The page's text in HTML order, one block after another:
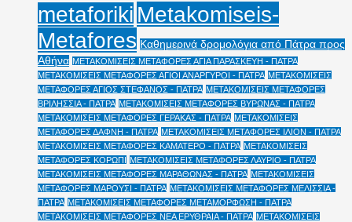
metaforiki Metakomiseis-
Metafores Καθημερινά δρομολόγια από Πάτρα προς
Αθήνα ΜΕΤΑΚΟΜΙΣΕΙΣ ΜΕΤΑΦΟΡΕΣ ΑΓΙΑ ΠΑΡΑΣΚΕΥΗ - ΠΑΤΡΑ
ΜΕΤΑΚΟΜΙΣΕΙΣ ΜΕΤΑΦΟΡΕΣ ΑΓΙΟΙ ΑΝΑΡΓΥΡΟΙ - ΠΑΤΡΑ ΜΕΤΑΚΟΜΙΣΕΙΣ
ΜΕΤΑΦΟΡΕΣ ΑΓΙΟΣ ΣΤΕΦΑΝΟΣ - ΠΑΤΡΑ ΜΕΤΑΚΟΜΙΣΕΙΣ ΜΕΤΑΦΟΡΕΣ
ΒΡΙΛΗΣΣΙΑ - ΠΑΤΡΑ ΜΕΤΑΚΟΜΙΣΕΙΣ ΜΕΤΑΦΟΡΕΣ ΒΥΡΩΝΑΣ - ΠΑΤΡΑ
ΜΕΤΑΚΟΜΙΣΕΙΣ ΜΕΤΑΦΟΡΕΣ ΓΕΡΑΚΑΣ - ΠΑΤΡΑ ΜΕΤΑΚΟΜΙΣΕΙΣ
ΜΕΤΑΦΟΡΕΣ ΔΑΦΝΗ - ΠΑΤΡΑ ΜΕΤΑΚΟΜΙΣΕΙΣ ΜΕΤΑΦΟΡΕΣ ΙΛΙΟΝ - ΠΑΤΡΑ
ΜΕΤΑΚΟΜΙΣΕΙΣ ΜΕΤΑΦΟΡΕΣ ΚΑΜΑΤΕΡΟ - ΠΑΤΡΑ ΜΕΤΑΚΟΜΙΣΕΙΣ
ΜΕΤΑΦΟΡΕΣ ΚΟΡΩΠΙ ΜΕΤΑΚΟΜΙΣΕΙΣ ΜΕΤΑΦΟΡΕΣ ΛΑΥΡΙΟ - ΠΑΤΡΑ
ΜΕΤΑΚΟΜΙΣΕΙΣ ΜΕΤΑΦΟΡΕΣ ΜΑΡΑΘΩΝΑΣ - ΠΑΤΡΑ ΜΕΤΑΚΟΜΙΣΕΙΣ
ΜΕΤΑΦΟΡΕΣ ΜΑΡΟΥΣΙ - ΠΑΤΡΑ ΜΕΤΑΚΟΜΙΣΕΙΣ ΜΕΤΑΦΟΡΕΣ ΜΕΛΙΣΣΙΑ -
ΠΑΤΡΑ ΜΕΤΑΚΟΜΙΣΕΙΣ ΜΕΤΑΦΟΡΕΣ ΜΕΤΑΜΟΡΦΩΣΗ - ΠΑΤΡΑ
ΜΕΤΑΚΟΜΙΣΕΙΣ ΜΕΤΑΦΟΡΕΣ ΝΕΑ ΕΡΥΘΡΑΙΑ - ΠΑΤΡΑ ΜΕΤΑΚΟΜΙΣΕΙΣ